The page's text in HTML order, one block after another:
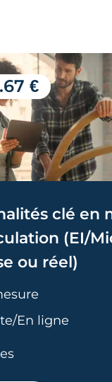
clé en
(EI/
ou réel)
:
En ligne
€